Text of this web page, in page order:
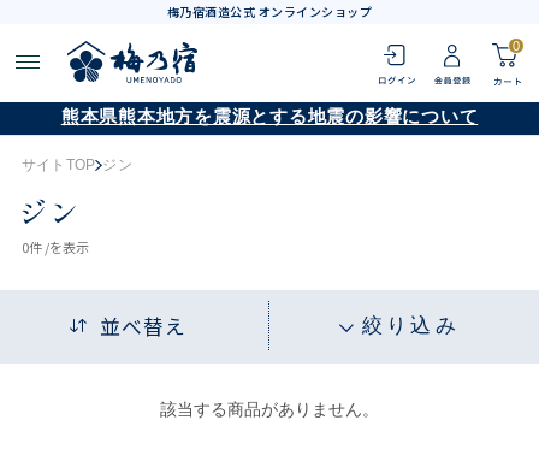
梅乃宿酒造公式 オンラインショップ
0
熊本県熊本地方を震源とする地震の影響について
サイトTOP ジン
ジン
0件 /を表示
並べ替え 絞り込み
該当する商品がありません。